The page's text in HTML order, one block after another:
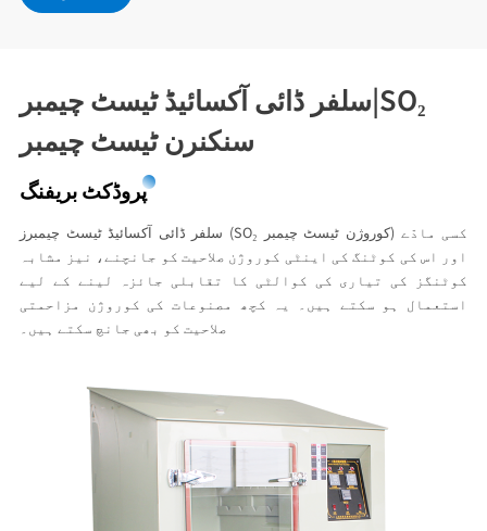
سلفر ڈائی آکسائیڈ ٹیسٹ چیمبر|SO₂
سنکنرن ٹیسٹ چیمبر
پروڈکٹ بریفنگ
سلفر ڈائی آکسائیڈ ٹیسٹ چیمبرز (SO₂ کوروژن ٹیسٹ چیمبر) کسی مادّے
اور اس کی کوٹنگ کی اینٹی کوروژن صلاحیت کو جانچنے، نیز مشابہ
کوٹنگز کی تیاری کی کوالٹی کا تقابلی جائزہ لینے کے لیے
استعمال ہو سکتے ہیں۔ یہ کچھ مصنوعات کی کوروژن مزاحمتی
صلاحیت کو بھی جانچ سکتے ہیں۔